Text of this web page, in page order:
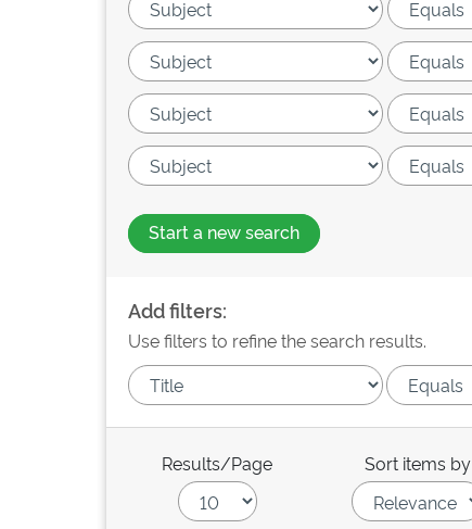
Start a new search
Add filters:
Use filters to refine the search results.
Results/Page Sort items by